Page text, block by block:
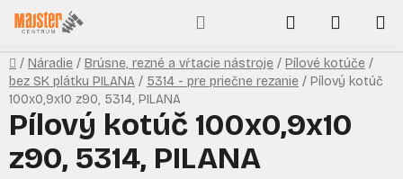
Prejsť
na
obsah
Hľadať
KOŠÍK
Domov
/ Náradie / Brúsne, rezné a vŕtacie nástroje / Pílové kotúče /
bez SK plátku PILANA / 5314 - pre priečne rezanie / Pílový kotúč
100x0,9x10 z90, 5314, PILANA
Pílový kotúč 100x0,9x10
z90, 5314, PILANA